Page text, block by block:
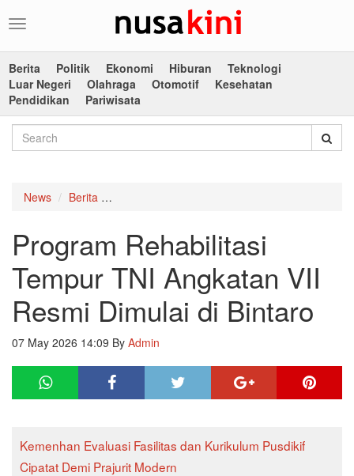
Toggle
Berita
Politik Ekonomi Hiburan
Teknologi
Luar Negeri
Olahraga Otomotif
Kesehatan
Pendidikan
Pariwisata
News Berita
Program Rehabilitasi
Tempur TNI Angkatan VII
Resmi Dimulai di Bintaro
07 May 2026 14:09 By Admin
Kemenhan Evaluasi Fasilitas dan Kurikulum Pusdikif
Cipatat Demi Prajurit Modern